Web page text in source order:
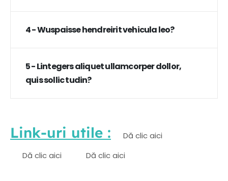
4 - Wuspaisse hendreirit vehicula leo?
5 - Lintegers aliquet ullamcorper dollor,
quis sollic tudin?
Link-uri utile :
Dă clic aici
Dă clic aici
Dă clic aici